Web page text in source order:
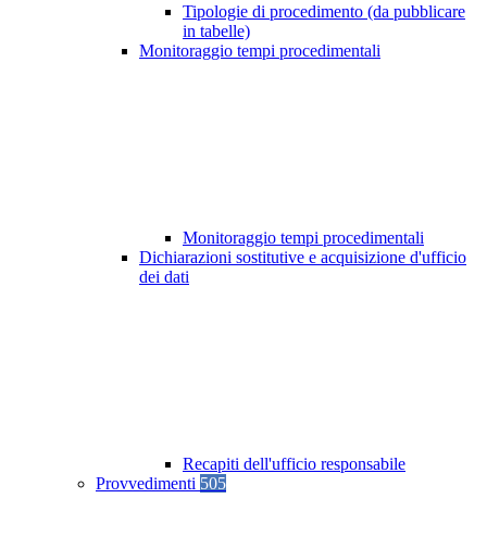
Tipologie di procedimento (da pubblicare
in tabelle)
Monitoraggio tempi procedimentali
Monitoraggio tempi procedimentali
Dichiarazioni sostitutive e acquisizione d'ufficio
dei dati
Recapiti dell'ufficio responsabile
Provvedimenti 505